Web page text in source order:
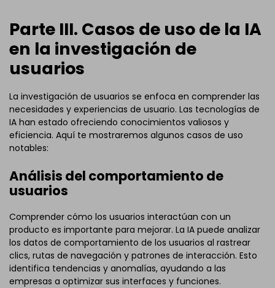
Parte III. Casos de uso de la IA
en la investigación de
usuarios
La investigación de usuarios se enfoca en comprender las
necesidades y experiencias de usuario. Las tecnologías de
IA han estado ofreciendo conocimientos valiosos y
eficiencia. Aquí te mostraremos algunos casos de uso
notables:
Análisis del comportamiento de
usuarios
Comprender cómo los usuarios interactúan con un
producto es importante para mejorar. La IA puede analizar
los datos de comportamiento de los usuarios al rastrear
clics, rutas de navegación y patrones de interacción. Esto
identifica tendencias y anomalías, ayudando a las
empresas a optimizar sus interfaces y funciones.